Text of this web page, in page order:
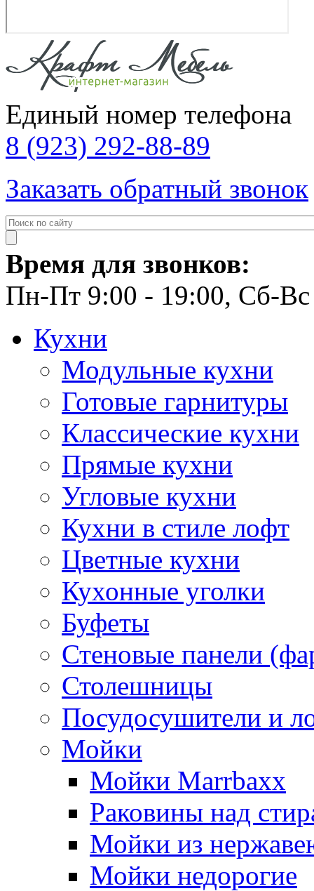
Единый номер телефона
8 (923) 292-88-89
Заказать обратный звонок
Время для звонков:
Пн-Пт 9:00 - 19:00, Сб-Вс
Кухни
Модульные кухни
Готовые гарнитуры
Классические кухни
Прямые кухни
Угловые кухни
Кухни в стиле лофт
Цветные кухни
Кухонные уголки
Буфеты
Стеновые панели
Столешницы
Посудосушители и
Мойки
Мойки Marrbaxx
Раковины над
Мойки из
Мойки недорогие